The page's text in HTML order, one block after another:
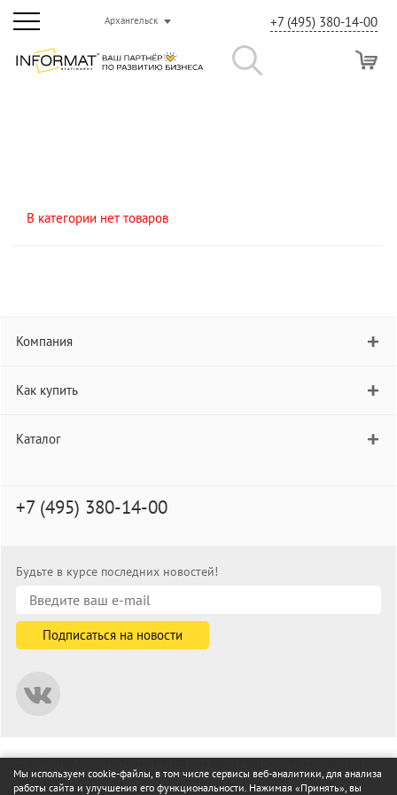
Архангельск +7 (495) 380-14-00
В категории нет товаров
Компания
Как купить
Каталог
+7 (495) 380-14-00
Будьте в курсе последних новостей!
© informat.ru — Интернет-магазин канцелярских товаров. 2001—
2026
Мы используем cookie-файлы, в том числе сервисы веб-аналитики, для анализа
работы сайта и улучшения его функциональности. Нажимая «Принять», вы